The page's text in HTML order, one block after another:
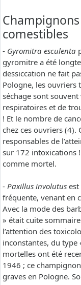
comestibles
- Gyromitra esculenta
gyromitre a été
dessiccation ne fait
Pologne, les ouvriers
séchage sont
respiratoires et de
! Et le nombre de
chez ces ouvriers (4).
responsables de
sur 172 intoxications
comme mortel.
- Paxillus involutus est
fréquente, venant en
Avec la mode des
» était cuite
l’attention des
inconstantes, du
mortelles ont été
1946 ; ce
graves en Pologne.